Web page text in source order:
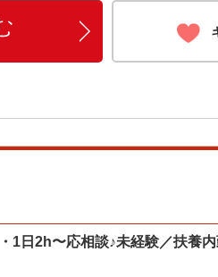
1日2h〜応相談♪未経験／扶養